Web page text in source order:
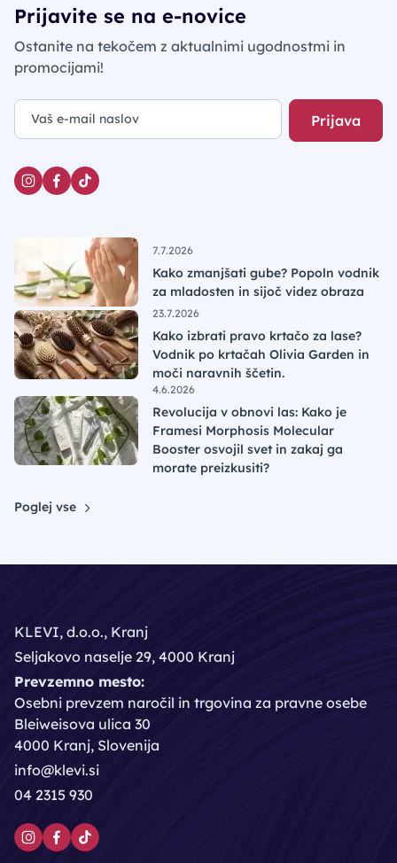
Prijavite se na e-novice
Ostanite na tekočem z aktualnimi ugodnostmi in
promocijami!
Prijava
7.7.2026
Kako zmanjšati gube? Popoln vodnik
za mladosten in sijoč videz obraza
23.7.2026
Kako izbrati pravo krtačo za lase?
Vodnik po krtačah Olivia Garden in
moči naravnih ščetin.
4.6.2026
Revolucija v obnovi las: Kako je
Framesi Morphosis Molecular
Booster osvojil svet in zakaj ga
morate preizkusiti?
Poglej vse
KLEVI, d.o.o., Kranj
Seljakovo naselje 29, 4000 Kranj
Prevzemno mesto:
Osebni prevzem naročil in trgovina za pravne osebe
Bleiweisova ulica 30
4000 Kranj, Slovenija
info@klevi.si
04 2315 930